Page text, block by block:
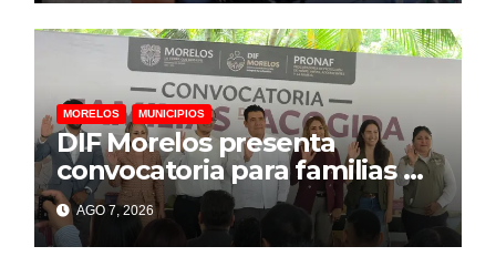
MORELOS MUNICIPIOS
DIF Morelos presenta
convocatoria para familias de
acogida
AGO 7, 2026